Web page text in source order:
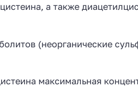
а также
(неорганические
максимальная